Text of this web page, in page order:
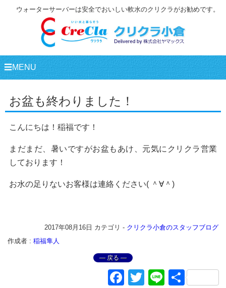
ウォーターサーバーは安全でおいしい軟水のクリクラがお勧めです。
☰MENU
お盆も終わりました！
こんにちは！稲福です！
まだまだ、暑いですがお盆もあけ、元気にクリクラ営業
しております！
お水の足りないお客様は連絡ください( ＾∀＾)
Facebook
Twitter
Line共
2017年08月16日 カテゴリ - クリクラ小倉のスタッフブログ
作成者 : 稲福隼人
― 戻る ―